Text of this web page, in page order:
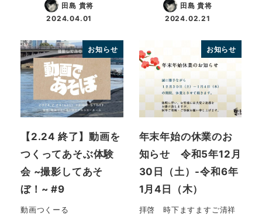
田島 貴将
投稿日
2024.04.01
田島 貴将
投稿日
2024.02.21
お知らせ
【2.24 終了】動画を
つくってあそぶ体験
会 ~撮影してあそ
ぼ！~ #9
動画つくーる
お知らせ
年末年始の休業のお
知らせ 令和5年12月
30日（土）-令和6年
1月4日（木）
拝啓 時下ますますご清祥